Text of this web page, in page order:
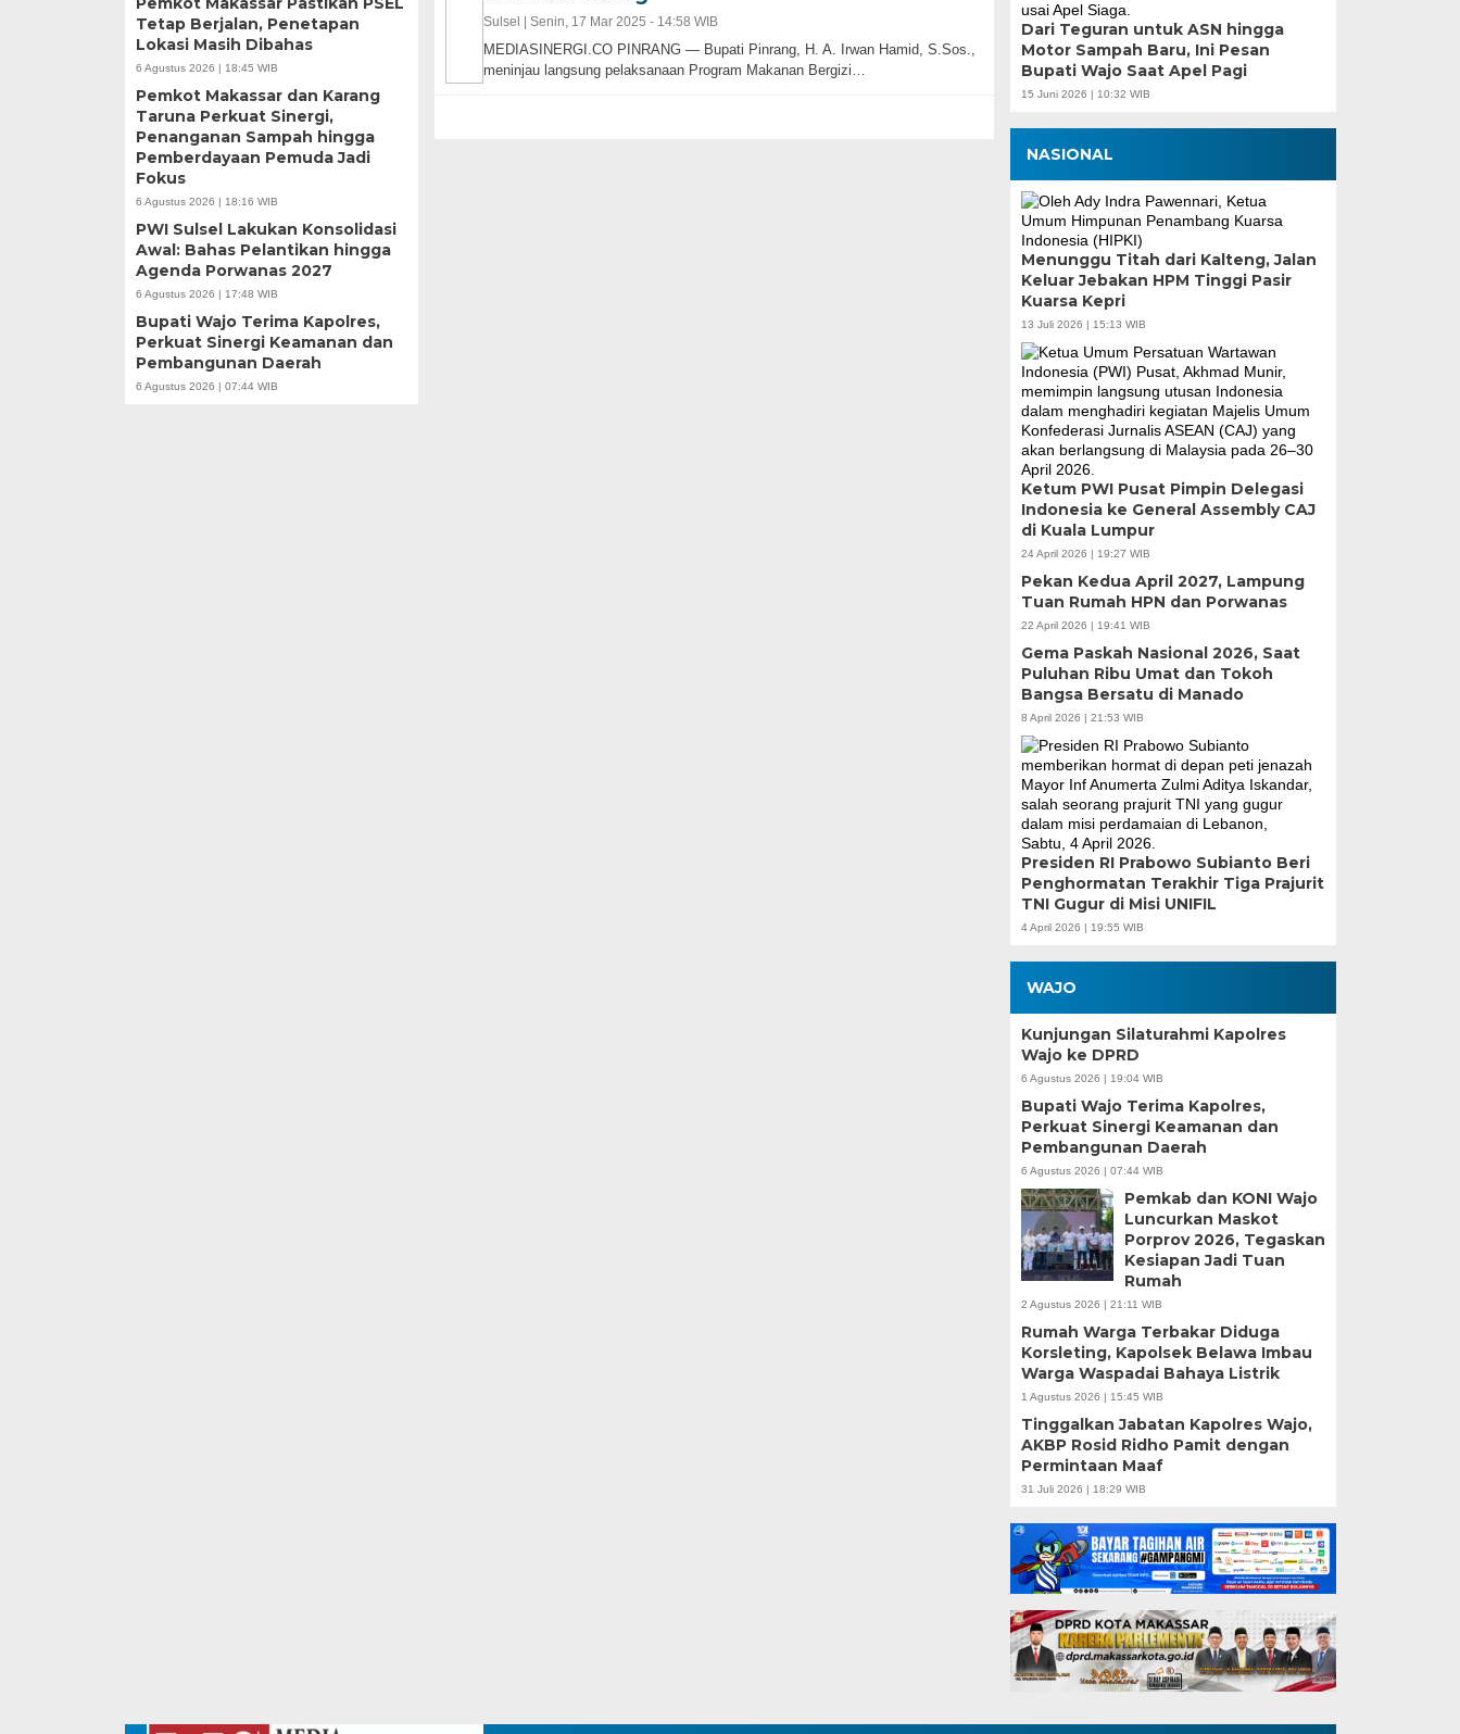
Tetap Berjalan, Penetapan
Lokasi Masih Dibahas
6 Agustus 2026 | 18:45 WIB
Pemkot Makassar dan Karang
Taruna Perkuat Sinergi,
Penanganan Sampah hingga
Pemberdayaan Pemuda Jadi
Fokus
6 Agustus 2026 | 18:16 WIB
PWI Sulsel Lakukan Konsolidasi
Awal: Bahas Pelantikan hingga
Agenda Porwanas 2027
6 Agustus 2026 | 17:48 WIB
Bupati Wajo Terima Kapolres,
Perkuat Sinergi Keamanan dan
Pembangunan Daerah
6 Agustus 2026 | 07:44 WIB
Sulsel | Senin, 17 Mar 2025 - 14:58 WIB
MEDIASINERGI.CO PINRANG — Bupati Pinrang, H. A. Irwan Hamid, S.Sos.,
meninjau langsung pelaksanaan Program Makanan Bergizi…
Dari Teguran untuk ASN hingga
Motor Sampah Baru, Ini Pesan
Bupati Wajo Saat Apel Pagi
15 Juni 2026 | 10:32 WIB
NASIONAL
Menunggu Titah dari Kalteng, Jalan
Keluar Jebakan HPM Tinggi Pasir
Kuarsa Kepri
13 Juli 2026 | 15:13 WIB
Ketum PWI Pusat Pimpin Delegasi
Indonesia ke General Assembly CAJ
di Kuala Lumpur
24 April 2026 | 19:27 WIB
Pekan Kedua April 2027, Lampung
Tuan Rumah HPN dan Porwanas
22 April 2026 | 19:41 WIB
Gema Paskah Nasional 2026, Saat
Puluhan Ribu Umat dan Tokoh
Bangsa Bersatu di Manado
8 April 2026 | 21:53 WIB
Presiden RI Prabowo Subianto Beri
Penghormatan Terakhir Tiga Prajurit
TNI Gugur di Misi UNIFIL
4 April 2026 | 19:55 WIB
WAJO
Kunjungan Silaturahmi Kapolres
Wajo ke DPRD
6 Agustus 2026 | 19:04 WIB
Bupati Wajo Terima Kapolres,
Perkuat Sinergi Keamanan dan
Pembangunan Daerah
6 Agustus 2026 | 07:44 WIB
Pemkab dan KONI Wajo
Luncurkan Maskot
Porprov 2026, Tegaskan
Kesiapan Jadi Tuan
Rumah
2 Agustus 2026 | 21:11 WIB
Rumah Warga Terbakar Diduga
Korsleting, Kapolsek Belawa Imbau
Warga Waspadai Bahaya Listrik
1 Agustus 2026 | 15:45 WIB
Tinggalkan Jabatan Kapolres Wajo,
AKBP Rosid Ridho Pamit dengan
Permintaan Maaf
31 Juli 2026 | 18:29 WIB